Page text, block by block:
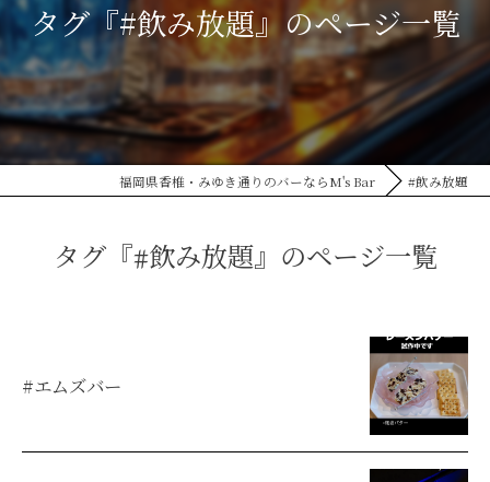
タグ『#飲み放題』のページ一覧
福岡県香椎・みゆき通りのバーならM's Bar #飲み放題
タグ『#飲み放題』のページ一覧
#エムズバー